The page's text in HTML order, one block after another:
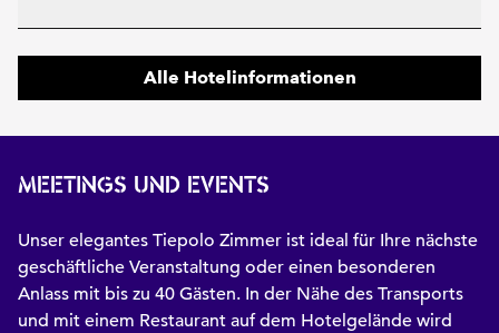
Alle Hotelinformationen
MEETINGS UND EVENTS
Unser elegantes Tiepolo Zimmer ist ideal für Ihre nächste
geschäftliche Veranstaltung oder einen besonderen
Anlass mit bis zu 40 Gästen. In der Nähe des Transports
und mit einem Restaurant auf dem Hotelgelände wird